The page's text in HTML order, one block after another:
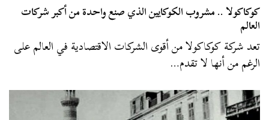
كوكاكولا .. مشروب الكوكايين الذي صنع واحدة من أكبر شركات
العالم
تعد شركة كوكاكولا من أقوى الشركات الاقتصادية في العالم على
الرغم من أنها لا تقدم…